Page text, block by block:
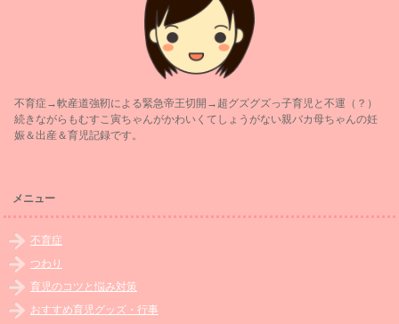
不育症→軟産道強靭による緊急帝王切開→超グズグズっ子育児と不運（？）
続きながらもむすこ寅ちゃんがかわいくてしょうがない親バカ母ちゃんの妊
娠＆出産＆育児記録です。
メニュー
不育症
つわり
育児のコツと悩み対策
おすすめ育児グッズ・行事